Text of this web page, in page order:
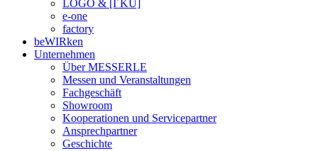
LOGO & [I´KU]
e-one
factory
beWIRken
Unternehmen
Über MESSERLE
Messen und Veranstaltungen
Fachgeschäft
Showroom
Kooperationen und Servicepartner
Ansprechpartner
Geschichte